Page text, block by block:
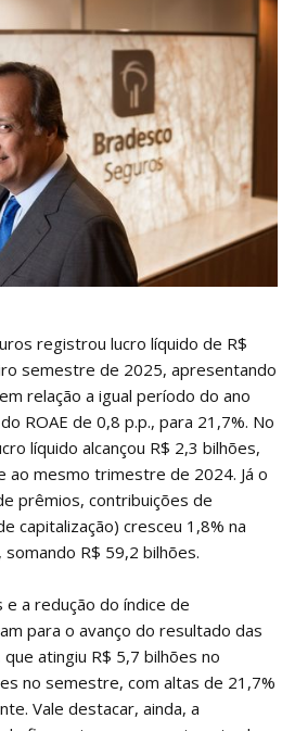
registrou lucro líquido de R$
semestre de 2025, apresentando
relação a igual período do ano
ROAE de 0,8 p.p., para 21,7%. No
líquido alcançou R$ 2,3 bilhões,
ao mesmo trimestre de 2024. Já o
prêmios, contribuições de
capitalização) cresceu 1,8% na
R$ 59,2 bilhões.
a redução do índice de
para o avanço do resultado das
atingiu R$ 5,7 bilhões no
no semestre, com altas de 21,7%
Vale destacar, ainda, a